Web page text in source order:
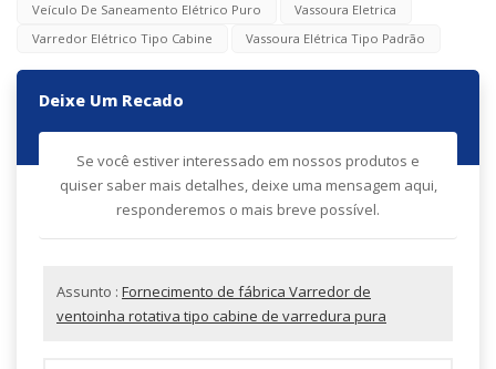
Veículo De Saneamento Elétrico Puro
Vassoura Eletrica
Varredor Elétrico Tipo Cabine
Vassoura Elétrica Tipo Padrão
Deixe Um Recado
Se você estiver interessado em nossos produtos e
quiser saber mais detalhes, deixe uma mensagem aqui,
responderemos o mais breve possível.
Assunto : Fornecimento de fábrica Varredor de
ventoinha rotativa tipo cabine de varredura pura